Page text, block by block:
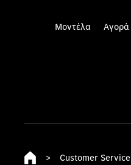
Μοντέλα Αγορά
> Customer Service